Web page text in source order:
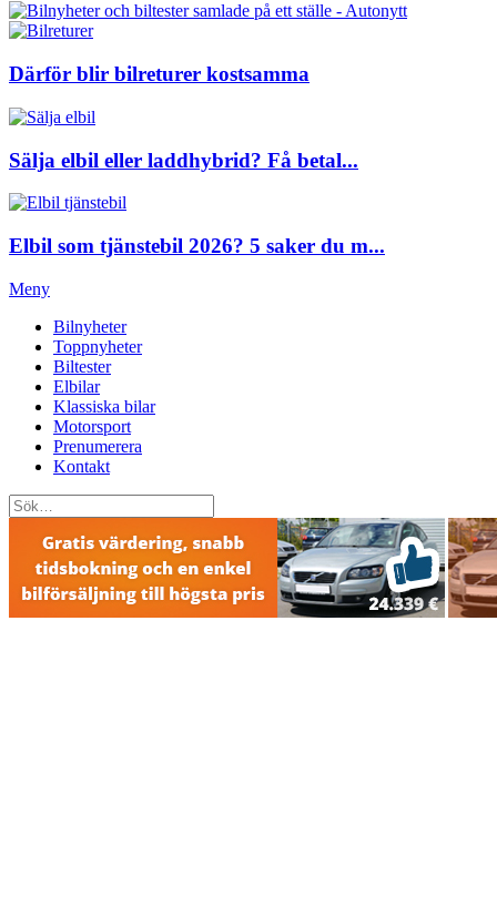
Därför blir bilreturer kostsamma
Sälja elbil eller laddhybrid? Få betal...
Elbil som tjänstebil 2026? 5 saker du m...
Meny
Bilnyheter
Toppnyheter
Biltester
Elbilar
Klassiska bilar
Motorsport
Prenumerera
Kontakt